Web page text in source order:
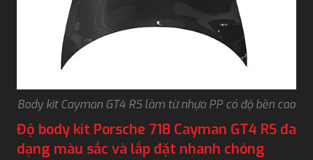
Body kit Cayman GT4 RS làm từ nhựa PP có độ bền cao
Độ body kit Porsche 718 Cayman GT4 RS đa
dạng màu sắc và lắp đặt nhanh chóng